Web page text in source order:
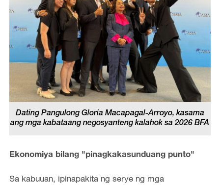
Dating Pangulong Gloria Macapagal-Arroyo, kasama
ang mga kabataang negosyanteng kalahok sa 2026 BFA
Ekonomiya bilang "pinagkakasunduang punto"
Sa kabuuan, ipinapakita ng serye ng mga